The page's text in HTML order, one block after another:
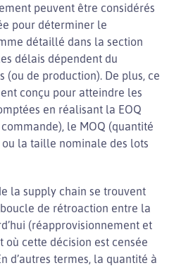
peuvent être considérés
pour déterminer le
détaillé dans la section
délais dépendent du
de production). De plus, ce
conçu pour atteindre les
en réalisant la EOQ
le MOQ (quantité
la taille nominale des lots
la supply chain se trouvent
de rétroaction entre la
(réapprovisionnement et
cette décision est censée
d’autres termes, la quantité à